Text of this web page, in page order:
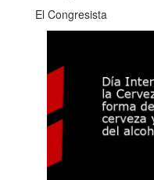
El Congresista